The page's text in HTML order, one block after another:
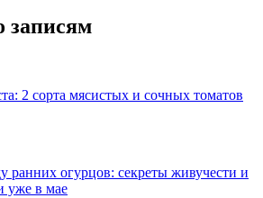
записям
2 сорта мясистых и сочных томатов
ранних огурцов: секреты живучести и
уже в мае